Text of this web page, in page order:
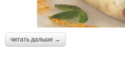
читать дальше →